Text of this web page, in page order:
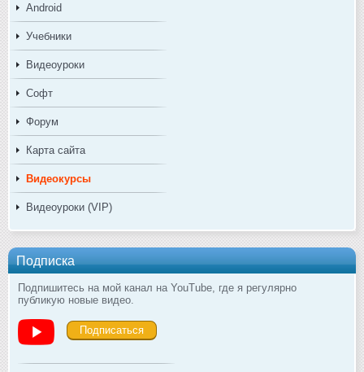
Android
Учебники
Видеоуроки
Софт
Форум
Карта сайта
Видеокурсы
Видеоуроки (VIP)
Подписка
Подпишитесь на мой канал на YouTube, где я регулярно
публикую новые видео.
Подписаться